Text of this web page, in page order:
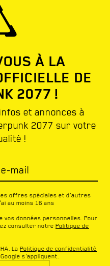
À LA
DE
2077 !
et annonces à
2077 sur votre
!
mail
offres spéciales et d'autres
au moins 16 ans
vos données personnelles. Pour
consulter notre Politique de
La Politique de confidentialité
s'appliquent.